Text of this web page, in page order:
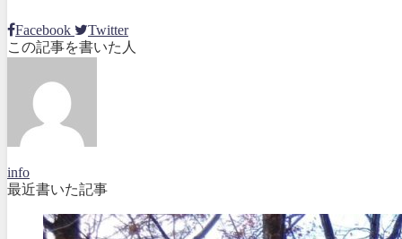
Facebook
Twitter
この記事を書いた人
info
最近書いた記事